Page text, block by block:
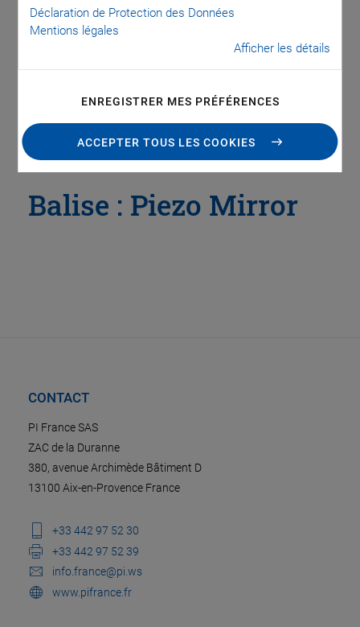
Déclaration de Protection des Données
Mentions légales
Afficher les détails
ENREGISTRER MES PRÉFÉRENCES
ACCEPTER TOUS LES COOKIES
Application Astronomy Company
Industrial Automation
Microscopy
Nanopositioning
Balise : Piezo Mirror
CONTACT
PI France SAS
ZAC de la Duranne
380, avenue Archimède Bâtiment D
13100 Aix-en-Provence France
+33 442 97 52 30
+33 442 97 52 39
info.france@pi.ws
www.pifrance.fr